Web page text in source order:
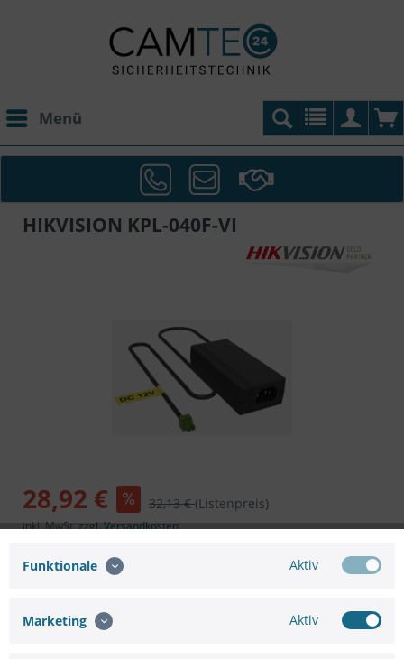
Menü
HIKVISION KPL-040F-VI
28,92 € 32,13 €(Listenpreis)
inkl. MwSt.zzgl. Versandkosten
Funktionale Aktiv
Marketing Aktiv